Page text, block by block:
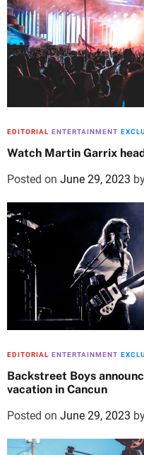
EDITORIAL ENTERTAINMENT
Watch Martin Garrix
Posted on June 29, 2023
EDITORIAL ENTERTAINMENT
Backstreet Boys
vacation in Cancun
Posted on June 29, 2023